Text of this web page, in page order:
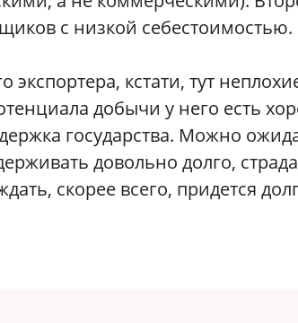
с низкой себестоимостью.
экспортера, кстати, тут
добычи у него есть
государства. Можно
довольно долго,
скорее всего, придется